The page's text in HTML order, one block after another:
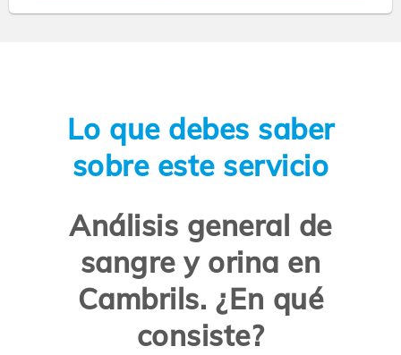
Lo que debes saber
sobre este servicio
Análisis general de
sangre y orina en
Cambrils. ¿En qué
consiste?